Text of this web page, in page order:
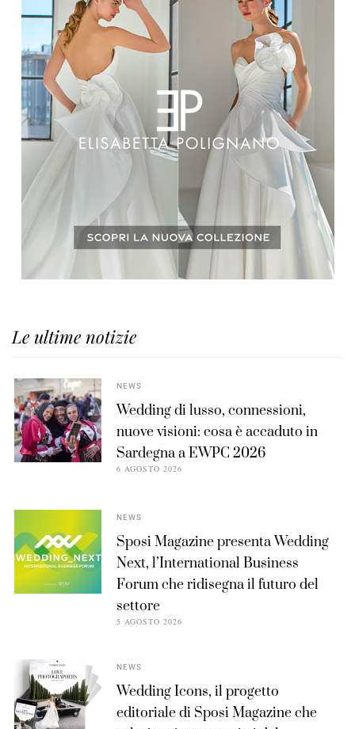
Le ultime notizie
NEWS
Wedding di lusso, connessioni,
nuove visioni: cosa è accaduto in
Sardegna a EWPC 2026
6 AGOSTO 2026
NEWS
Sposi Magazine presenta Wedding
Next, l’International Business
Forum che ridisegna il futuro del
settore
5 AGOSTO 2026
NEWS
Wedding Icons, il progetto
editoriale di Sposi Magazine che